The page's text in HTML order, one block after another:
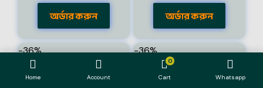
অর্ডার করুন অর্ডার করুন
-36% -36%
3 Pcs Linen Print Half Shirt-Sky+Pest+Ash
Home Account
0
Cart Whatsapp